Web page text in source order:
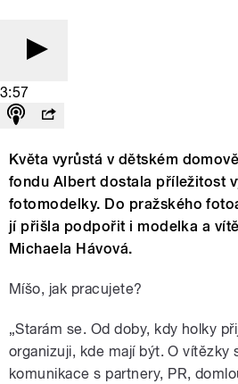
3:57
Květa vyrůstá v dětském
fondu Albert dostala příležitost
fotomodelky. Do pražského
jí přišla podpořit i modelka a
Michaela Hávová.
Míšo, jak pracujete?
„Starám se. Od doby, kdy holky
organizuji, kde mají být. O vítězky
komunikace s partnery, PR,